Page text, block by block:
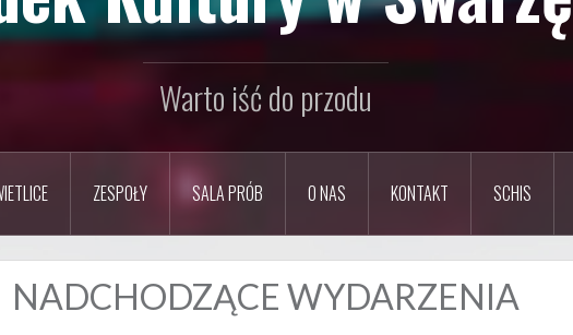
Warto iść do przodu
ZESPOŁY SALA PRÓB O NAS KONTAKT SCHIS
NADCHODZĄCE WYDARZENIA